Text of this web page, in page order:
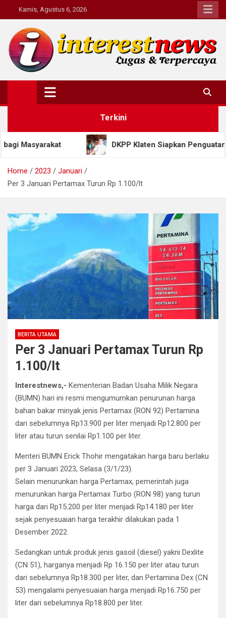
to
content
Kamis, Agustus 6, 2026
Interestnews.or.id
Terkini
DKPP Klaten Siapkan Penguatan Produksi
Home 2023
Januari
Per 3 Januari Pertamax Turun Rp 1.100/lt
BERITA UTAMA
Per 3 Januari Pertamax Turun Rp
1.100/lt
Interestnews,- Kementerian Badan Usaha Milik Negara
(BUMN) hari ini resmi mengumumkan penurunan harga
bahan bakar minyak jenis Pertamax (RON 92) Pertamina
dari sebelumnya Rp13.900 per liter menjadi Rp12.800 per
liter atau turun senilai Rp1.100 per liter.
Menteri BUMN Erick Thohir mengatakan harga baru berlaku
per 3 Januari 2023, Selasa (3/1/23).
Selain menurunkan harga Pertamax, pemerintah juga
menurunkan harga Pertamax Turbo (RON 98) yang turun
harga dari Rp15.200 per liter menjadi Rp14.180 per liter
sejak penyesuaian harga terakhir dilakukan pada 1
Desember 2022.
Sedangkan untuk produk jenis gasoil (diesel) yakni Dexlite
(CN 51), harganya menjadi Rp 16.150 per liter atau turun
dari sebelumnya Rp18.300 per liter, dan Pertamina Dex (CN
53) mengalami penyesuaian harga menjadi Rp16.750 per
liter dari sebelumnya Rp18.800 per liter.